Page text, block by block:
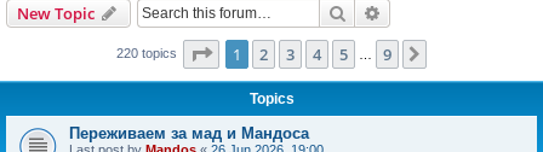
New Topic Search
220 topics Page 1of 9
1 2 3 4 5 9
Topics
Переживаем за мад и Мандоса